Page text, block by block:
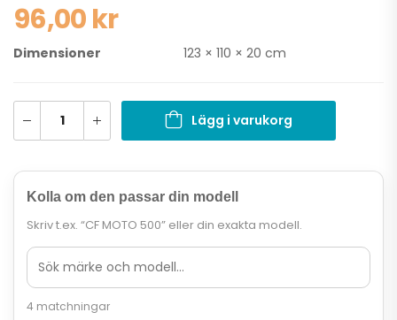
96,00kr
Dimensioner 123 × 110 × 20 cm
Lägg i varukorg
Kolla om den passar din modell
Skriv t.ex. “CF MOTO 500” eller din exakta modell.
4 matchningar